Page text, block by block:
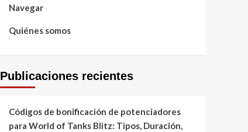
Navegar
Quiénes somos
Publicaciones recientes
Códigos de bonificación de potenciadores
para World of Tanks Blitz: Tipos, Duración,